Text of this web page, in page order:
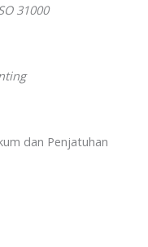
31000
dan Penjatuhan